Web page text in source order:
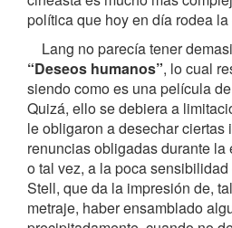
política que hoy en día rodea
Lang no parecía tener
“Deseos humanos”, lo cual
siendo como es una película
Quizá, ello se debiera a
le obligaron a desechar ciertas
renuncias obligadas durante
o tal vez, a la poca
Stell, que da la impresión de,
metraje, haber ensamblado